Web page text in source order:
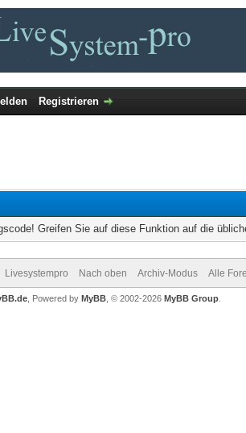
Registrieren
Greifen Sie auf diese Funktion auf die
Livesystempro Nach oben Archiv-Modus Alle
, Powered by MyBB , © 2002-2026 MyBB Group